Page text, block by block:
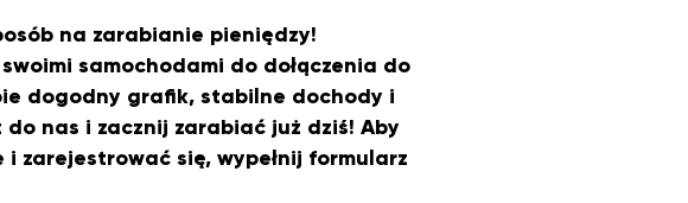
na zarabianie pieniędzy!
samochodami do dołączenia do
dogodny grafik, stabilne dochody i
do nas i zacznij zarabiać już dziś! Aby
i zarejestrować się, wypełnij formularz